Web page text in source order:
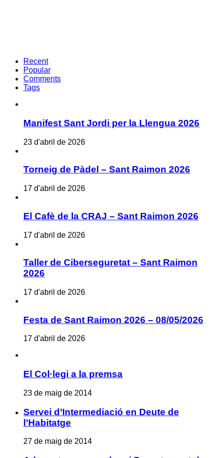
Recent
Popular
Comments
Tags
Manifest Sant Jordi per la Llengua 2026
23 d'abril de 2026
Torneig de Pàdel – Sant Raimon 2026
17 d'abril de 2026
El Cafè de la CRAJ – Sant Raimon 2026
17 d'abril de 2026
Taller de Ciberseguretat – Sant Raimon
2026
17 d'abril de 2026
Festa de Sant Raimon 2026 – 08/05/2026
17 d'abril de 2026
El Col·legi a la premsa
23 de maig de 2014
Servei d’Intermediació en Deute de
l’Habitatge
27 de maig de 2014